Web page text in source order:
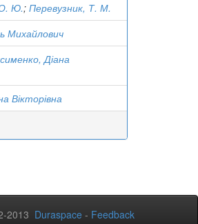
Ю.; Перевузник, Т. М.
Михайлович
Діана
Вікторівна
2013 Duraspace - Feedback